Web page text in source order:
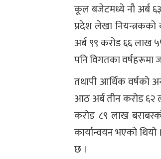
कूल बजेटमध्ये नौ अर्ब
प्रदेश लेखा
अर्ब ९९ करोड ६६ लाख
पनि विगतका
तथापी आर्थिक वर्षको
आठ अर्ब तीन करोड ६२
करोड ८९ लाख
कार्यान्वयन भएको
छ ।